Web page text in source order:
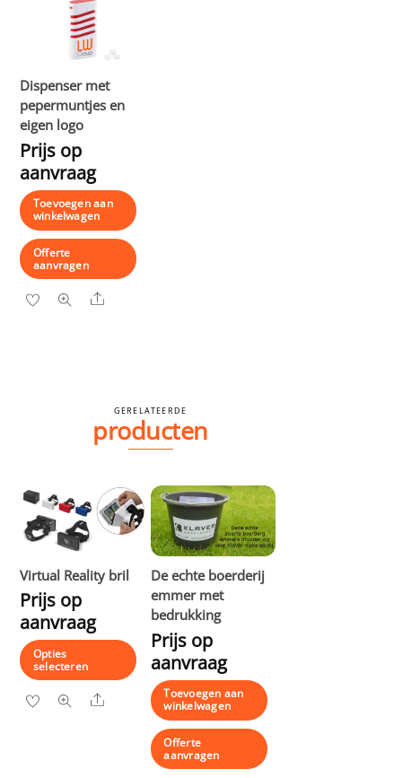
Dispenser met
pepermuntjes en
eigen logo
Prijs op
aanvraag
Toevoegen aan
winkelwagen
Offerte
aanvragen
Share
GERELATEERDE
producten
Virtual Reality bril
Prijs op
aanvraag
Opties
selecteren
Dit
Share
De echte boerderij
emmer met
bedrukking
Prijs op
aanvraag
Toevoegen aan
winkelwagen
Offerte
aanvragen